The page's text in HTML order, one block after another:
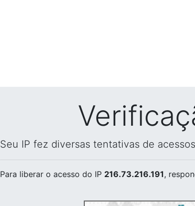
Seu IP fez diversas tentativas de
Para liberar o acesso do IP 216.73.216.191,